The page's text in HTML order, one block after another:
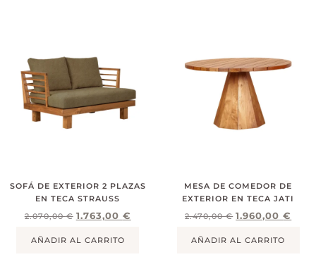
SOFÁ DE EXTERIOR 2 PLAZAS
EN TECA STRAUSS
2.070,00€ 1.763,00 €
AÑADIR AL CARRITO
MESA DE COMEDOR DE
EXTERIOR EN TECA JATI
2.470,00€ 1.960,00€
AÑADIR AL CARRITO